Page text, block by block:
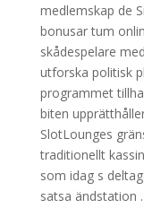
medlemskap de
bonusar tum
skådespelare
utforska politisk
programmet
biten
SlotLounges
traditionellt
som idag s
satsa ändstation .